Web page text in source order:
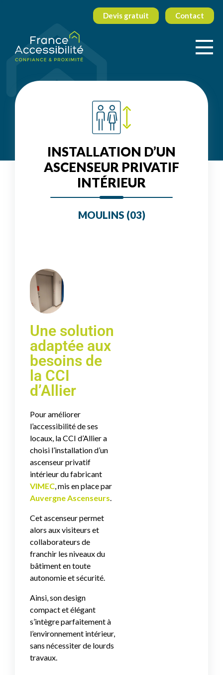
Devis gratuit Contact
INSTALLATION D’UN
ASCENSEUR PRIVATIF
INTÉRIEUR
MOULINS (03)
Une solution
adaptée aux
besoins de
la CCI
d’Allier
Pour améliorer
l’accessibilité de ses
locaux, la CCI d’Allier a
choisi l’installation d’un
ascenseur privatif
intérieur du fabricant
VIMEC, mis en place par
Auvergne Ascenseurs.
Cet ascenseur permet
alors aux visiteurs et
collaborateurs de
franchir les niveaux du
bâtiment en toute
autonomie et sécurité.
Ainsi, son design
compact et élégant
s’intègre parfaitement à
l’environnement intérieur,
sans nécessiter de lourds
travaux.